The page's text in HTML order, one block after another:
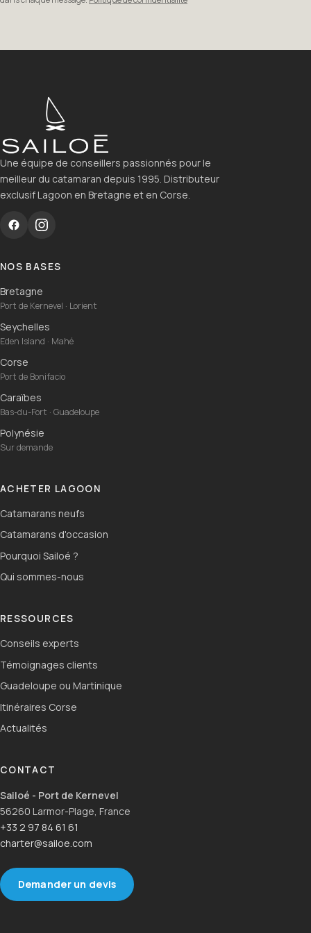
Une équipe de conseillers passionnés pour le
meilleur du catamaran depuis 1995. Distributeur
exclusif Lagoon en Bretagne et en Corse.
NOS BASES
Bretagne
Port de Kernevel · Lorient
Seychelles
Eden Island · Mahé
Corse
Port de Bonifacio
Caraïbes
Bas-du-Fort · Guadeloupe
Polynésie
Sur demande
ACHETER LAGOON
Catamarans neufs
Catamarans d'occasion
Pourquoi Sailoé ?
Qui sommes-nous
RESSOURCES
Conseils experts
Témoignages clients
Guadeloupe ou Martinique
Itinéraires Corse
Actualités
CONTACT
Sailoé - Port de Kernevel
56260 Larmor-Plage, France
+33 2 97 84 61 61
charter@sailoe.com
Demander un devis